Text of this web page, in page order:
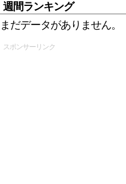
週間ランキング
まだデータがありません。
スポンサーリンク